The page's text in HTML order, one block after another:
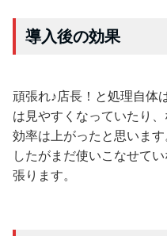
導入後の効果
頑張れ♪店長！と処理自体
は見やすくなっていたり
効率は上がったと思いま
したがまだ使いこなせて
張ります。